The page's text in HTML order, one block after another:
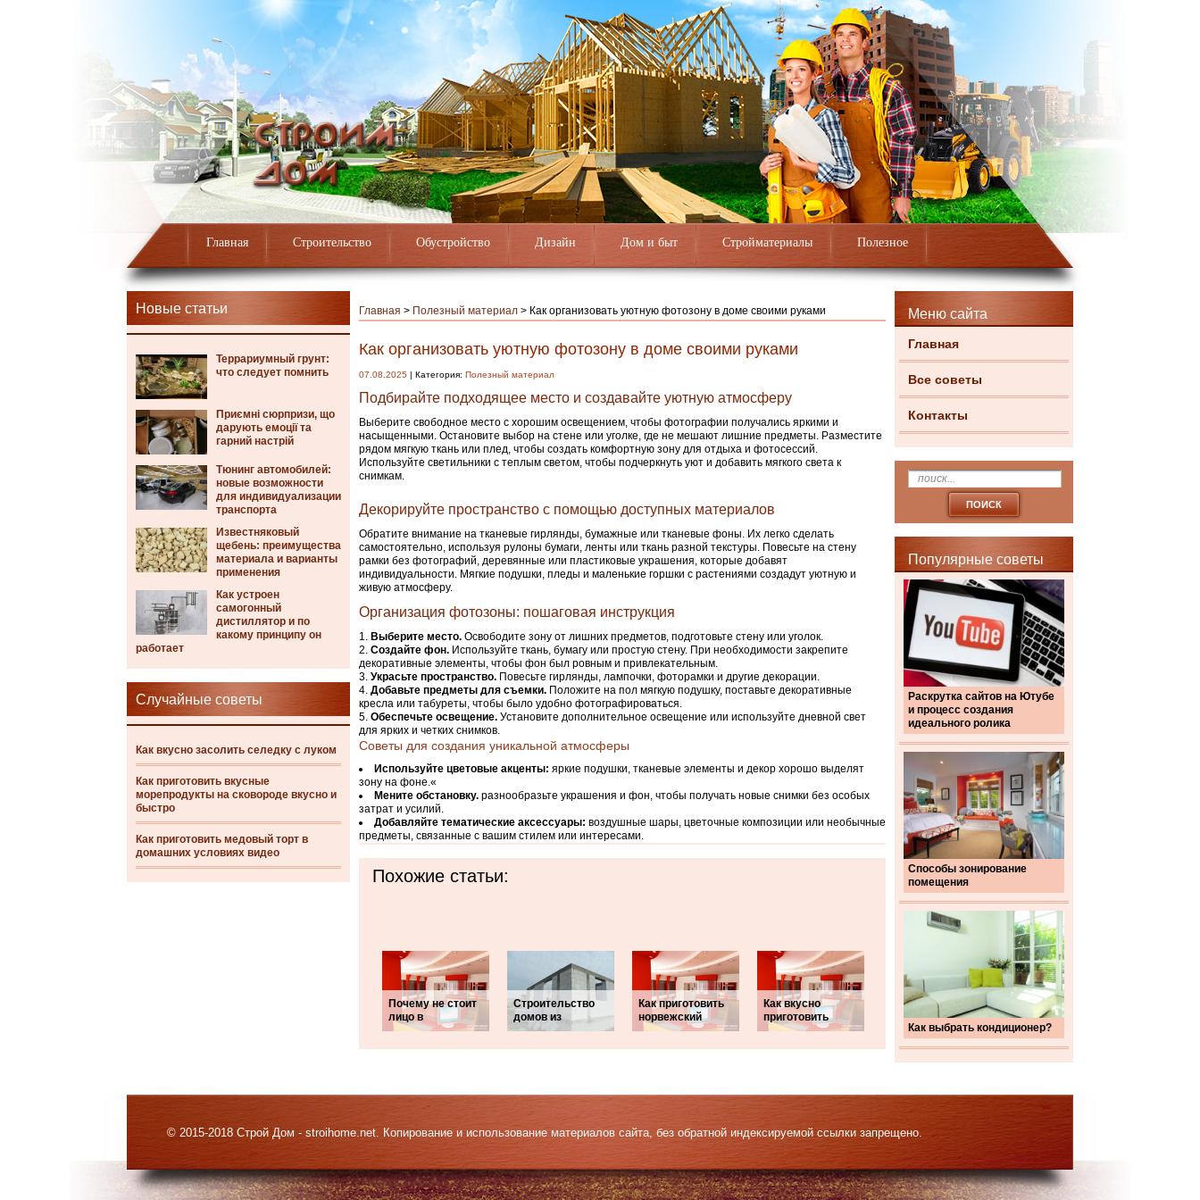
Главная Строительство Обустройство Дизайн Дом и быт Стройматериалы Полезное
Новые статьи
Террариумный грунт:
что следует помнить
Приємні сюрпризи, що
дарують емоції та
гарний настрій
Тюнинг автомобилей:
новые возможности
для индивидуализации
транспорта
Известняковый
щебень: преимущества
материала и варианты
применения
Как устроен
самогонный
дистиллятор и по
какому принципу он
работает
Случайные советы
Как вкусно засолить селедку с луком
Как приготовить вкусные
морепродукты на сковороде вкусно и
быстро
Как приготовить медовый торт в
домашних условиях видео
Меню сайта
Главная
Все советы
Контакты
Популярные советы
Раскрутка сайтов на Ютубе
и процесс создания
идеального ролика
Способы зонирование
помещения
Как выбрать кондиционер?
Главная > Полезный материал > Как организовать уютную фотозону в доме своими руками
Как организовать уютную фотозону в доме своими руками
07.08.2025 | Категория: Полезный материал
Подбирайте подходящее место и создавайте уютную атмосферу
Выберите свободное место с хорошим освещением, чтобы фотографии получались яркими и
насыщенными. Остановите выбор на стене или уголке, где не мешают лишние предметы. Разместите
рядом мягкую ткань или плед, чтобы создать комфортную зону для отдыха и фотосессий.
Используйте светильники с теплым светом, чтобы подчеркнуть уют и добавить мягкого света к
снимкам.
Декорируйте пространство с помощью доступных материалов
Обратите внимание на тканевые гирлянды, бумажные или тканевые фоны. Их легко сделать
самостоятельно, используя рулоны бумаги, ленты или ткань разной текстуры. Повесьте на стену
рамки без фотографий, деревянные или пластиковые украшения, которые добавят
индивидуальности. Мягкие подушки, пледы и маленькие горшки с растениями создадут уютную и
живую атмосферу.
Организация фотозоны: пошаговая инструкция
Выберите место. Освободите зону от лишних предметов, подготовьте стену или уголок.
Создайте фон. Используйте ткань, бумагу или простую стену. При необходимости закрепите
декоративные элементы, чтобы фон был ровным и привлекательным.
Украсьте пространство. Повесьте гирлянды, лампочки, фоторамки и другие декорации.
Добавьте предметы для съемки. Положите на пол мягкую подушку, поставьте декоративные
кресла или табуреты, чтобы было удобно фотографироваться.
Обеспечьте освещение. Установите дополнительное освещение или используйте дневной свет
для ярких и четких снимков.
Советы для создания уникальной атмосферы
Используйте цветовые акценты: яркие подушки, тканевые элементы и декор хорошо выделят
зону на фоне.«
Мените обстановку. разнообразьте украшения и фон, чтобы получать новые снимки без особых
затрат и усилий.
Добавляйте тематические аксессуары: воздушные шары, цветочные композиции или необычные
предметы, связанные с вашим стилем или интересами.
Похожие статьи:
Почему не стоит
лицо в
Строительство
домов из
Как приготовить
норвежский
Как вкусно
приготовить
© 2015-2018 Строй Дом - stroihome.net. Копирование и использование материалов сайта, без обратной индексируемой ссылки запрещено.